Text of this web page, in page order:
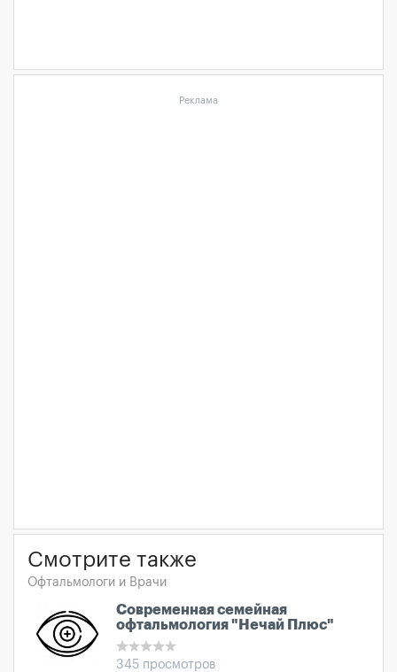
Реклама
Смотрите также
Офтальмологи и Врачи
Современная семейная
офтальмология "Нечай Плюс"
345 просмотров